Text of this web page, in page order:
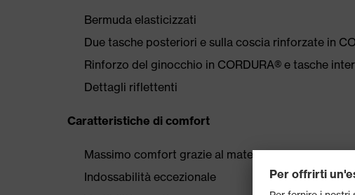
Bermuda elasticizzati
Due tasche posteriori e sulla coscia rinforzate in
Rinforzo del ginocchio in CORDURA® e tasche
Dettagli riflettenti
Caratteristiche di comfort
Massimo comfort grazie al materiale stretch in 4
Indossabilità eccezionale